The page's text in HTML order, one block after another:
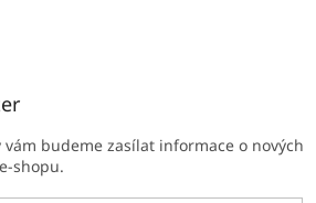
budeme zasílat informace o nových
shopu.